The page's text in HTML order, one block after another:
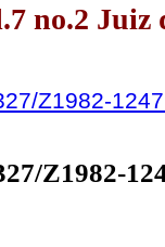
no.2 Juiz
Z1982-
Z1982-